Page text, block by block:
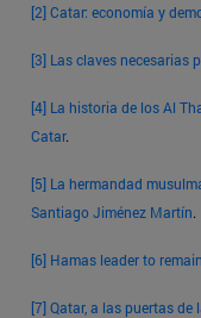
[2]Catar: economía y
[3] Las claves necesarias
[4] La historia de los Al
Catar.
[5] La hermandad
Santiago Jiménez Martín.
[6] Hamas leader to
[7]Qatar, a las puertas